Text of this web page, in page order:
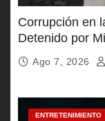
Corrupción en
Detenido por
Ago 7, 2026
ENTRETENIMIENTO